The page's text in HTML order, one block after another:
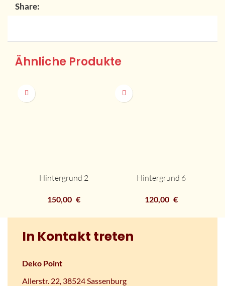
Share:
Ähnliche Produkte
Hintergrund 2
150,00 €
Hintergrund 6
120,00 €
In Kontakt treten
Deko Point
Allerstr. 22, 38524 Sassenburg